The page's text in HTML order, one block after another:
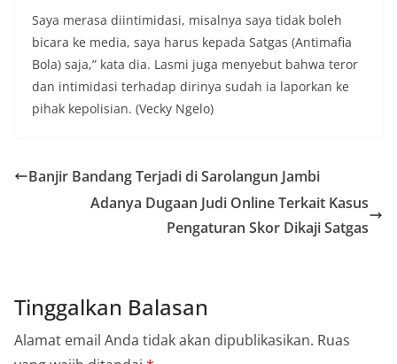
Saya merasa diintimidasi, misalnya saya tidak boleh
bicara ke media, saya harus kepada Satgas (Antimafia
Bola) saja,” kata dia. Lasmi juga menyebut bahwa teror
dan intimidasi terhadap dirinya sudah ia laporkan ke
pihak kepolisian. (Vecky Ngelo)
Banjir Bandang Terjadi di Sarolangun Jambi
Adanya Dugaan Judi Online Terkait Kasus
Pengaturan Skor Dikaji Satgas
Tinggalkan Balasan
Alamat email Anda tidak akan dipublikasikan. Ruas